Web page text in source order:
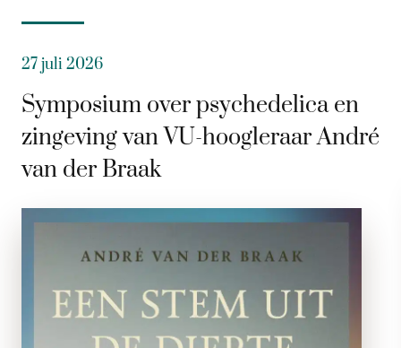
27 juli 2026
Symposium over psychedelica en
zingeving van VU-hoogleraar André
van der Braak